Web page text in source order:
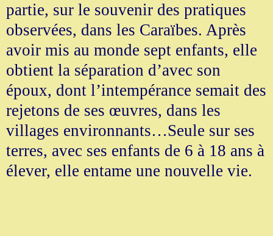
partie, sur le souvenir des pratiques
observées, dans les Caraïbes. Après
avoir mis au monde sept enfants, elle
obtient la séparation d’avec son
époux, dont l’intempérance semait des
rejetons de ses œuvres, dans les
villages environnants…Seule sur ses
terres, avec ses enfants de 6 à 18 ans à
élever, elle entame une nouvelle vie.